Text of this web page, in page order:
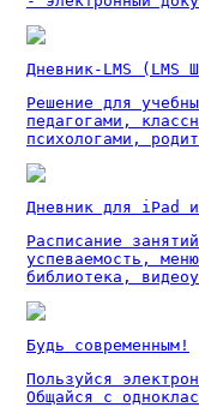
Дневник-LMS (LMS
Решение для
педагогами,
психологами,
Дневник для iPad
Расписание
успеваемость,
библиотека,
Будь современным!
Пользуйся
Общайся с